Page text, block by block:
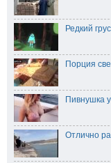
Редкий
Порция
Пивнушка
Отлично